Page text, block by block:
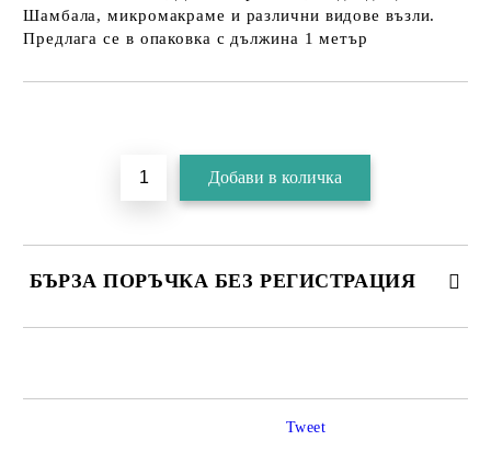
Шамбала, микромакраме и различни видове възли.
Предлага се в опаковка с дължина 1 метър
БЪРЗА ПОРЪЧКА БЕЗ РЕГИСТРАЦИЯ
Tweet